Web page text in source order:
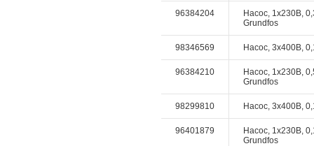
96384204
Насос, 1x230В,
Grundfos
98346569 Насос, 3x400В,
96384210
Насос, 1x230В,
Grundfos
98299810 Насос, 3x400В,
96401879
Насос, 1x230В,
Grundfos